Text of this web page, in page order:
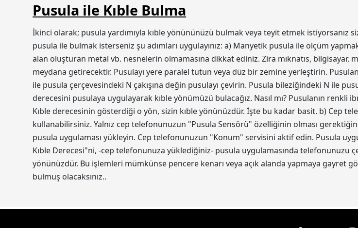
Pusula ile Kıble Bulma
İkinci olarak; pusula yardımıyla kıble yönününüzü bulmak veya teyit etmek istiyorsanız
pusula ile bulmak isterseniz şu adımları uygulayınız: a) Manyetik pusula ile ölçüm
alan oluşturan metal vb. nesnelerin olmamasına dikkat ediniz. Zira mıknatıs,
meydana getirecektir. Pusulayı yere paralel tutun veya düz bir zemine yerleştirin.
ile pusula çerçevesindeki N çakışına değin pusulayı çevirin. Pusula bileziğindeki N ile
derecesini pusulaya uygulayarak kıble yönümüzü bulacağız. Nasıl mı? Pusulanın renkli
Kıble derecesinin gösterdiği o yön, sizin kıble yönünüzdür. İşte bu kadar basit. b) Cep
kullanabilirsiniz. Yalnız cep telefonunuzun "Pusula Sensörü" özelliğinin olması
pusula uygulaması yükleyin. Cep telefonunuzun "Konum" servisini aktif edin. Pusula
Kıble Derecesi"ni, -cep telefonunuza yüklediğiniz- pusula uygulamasında telefonunuzu
yönünüzdür. Bu işlemleri mümkünse pencere kenarı veya açık alanda yapmaya gayret
bulmuş olacaksınız..